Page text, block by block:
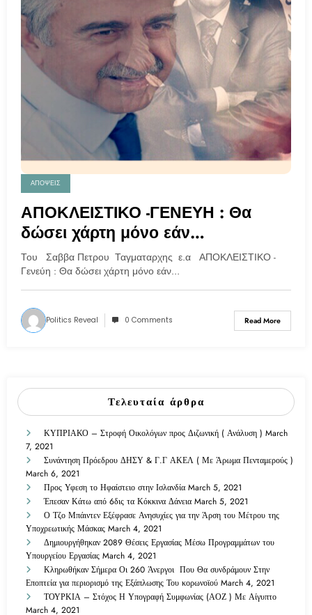
ΑΠΟΨΕΙΣ
ΑΠΟΚΛΕΙΣΤΙΚΟ -ΓΕΝΕΥΗ : Θα
δώσει χάρτη μόνο εάν
αποδεχτούμε τις προτάσεις
εκβιασμού
Του Σαββα Πετρου Ταγματαρχης ε.α ΑΠΟΚΛΕΙΣΤΙΚΟ -
Γενεύη : Θα δώσει χάρτη μόνο εάν…
Politics Reveal 0 Comments Read More
Τελευταία άρθρα
ΚΥΠΡΙΑΚΟ – Στροφή Οικολόγων προς Διζωνική ( Ανάλυση ) March
7, 2021
Συνάντηση Πρόεδρου ΔΗΣΥ & Γ.Γ ΑΚΕΛ ( Με Άρωμα Πενταμερούς )
March 6, 2021
Προς Υφεση το Ηφαίστειο στην Ισλανδία March 5, 2021
Έπεσαν Κάτω από 6δις τα Κόκκινα Δάνεια March 5, 2021
Ο Τζο Μπάιντεν Εξέφρασε Ανησυχίες για την Άρση του Μέτρου της
Υποχρεωτικής Μάσκας March 4, 2021
Δημιουργήθηκαν 2089 Θέσεις Εργασίας Μέσω Προγραμμάτων του
Υπουργείου Εργασίας March 4, 2021
Κληρωθήκαν Σήμερα Οι 260 Άνεργοι Που Θα συνδράμουν Στην
Εποπτεία για περιορισμό της Εξάπλωσης Του κορωνοϊού March 4, 2021
ΤΟΥΡΚΙΑ – Στόχος Η Υπογραφή Συμφωνίας (ΑΟΖ ) Με Αίγυπτο
March 4, 2021